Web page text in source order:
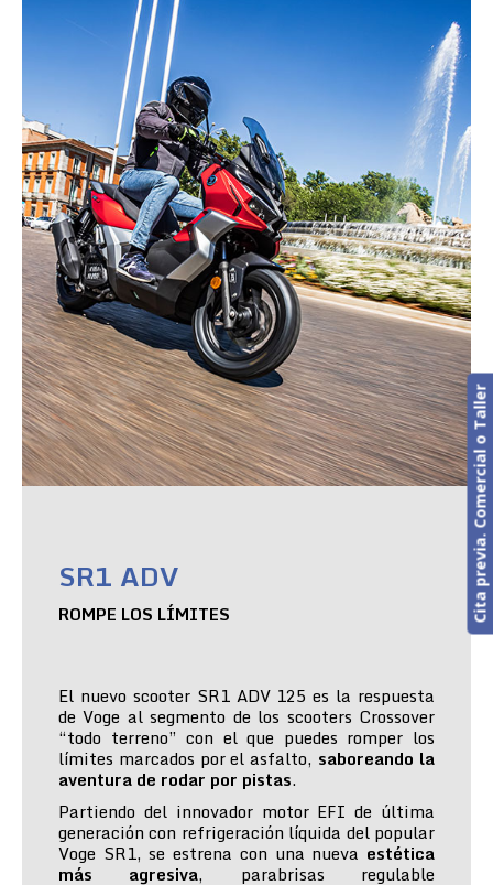
SR1 ADV
ROMPE LOS LÍMITES
El nuevo scooter SR1 ADV 125 es la respuesta
de Voge al segmento de los scooters Crossover
“todo terreno” con el que puedes romper los
límites marcados por el asfalto, saboreando la
aventura de rodar por pistas.
Partiendo del innovador motor EFI de última
generación con refrigeración líquida del popular
Voge SR1, se estrena con una nueva estética
más agresiva, parabrisas regulable
Cita previa. Comercial o Taller